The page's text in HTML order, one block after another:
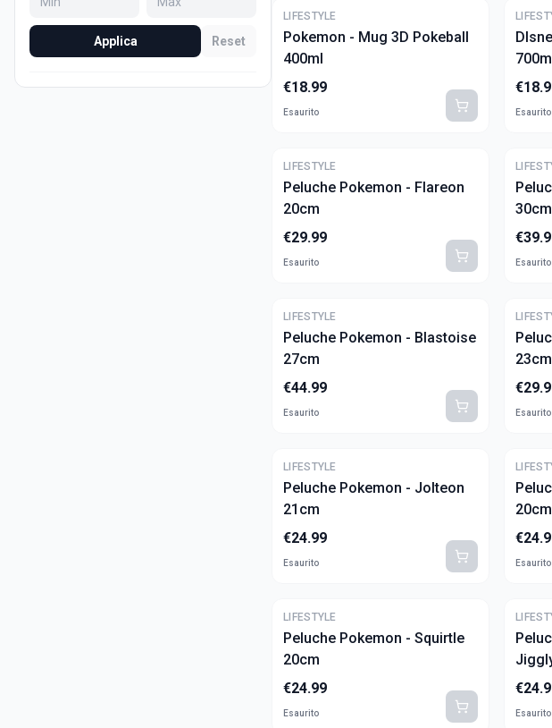
Applica Reset
LIFESTYLE
Pokemon - Mug 3D Pokeball
400ml
€18.99
Esaurito
€
Esaurito
LIFESTYLE
Peluche Pokemon - Flareon
20cm
€29.99
Esaurito
30cm
€
Esaurito
LIFESTYLE
Peluche Pokemon - Blastoise
27cm
€44.99
Esaurito
23cm
€
Esaurito
LIFESTYLE
Peluche Pokemon - Jolteon
21cm
€24.99
Esaurito
20cm
€
Esaurito
LIFESTYLE
Peluche Pokemon - Squirtle
20cm
€24.99
Esaurito
€
Esaurito